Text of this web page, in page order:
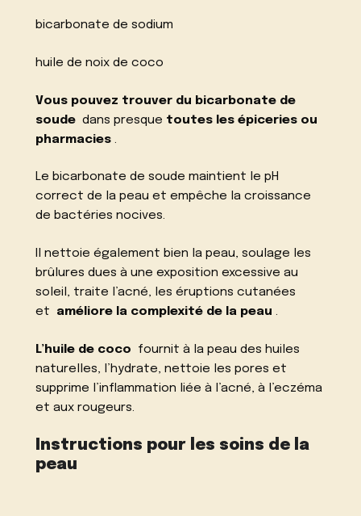
bicarbonate de sodium
huile de noix de coco
Vous pouvez trouver du bicarbonate de
soude dans presque toutes les épiceries ou
pharmacies .
Le bicarbonate de soude maintient le pH
correct de la peau et empêche la croissance
de bactéries nocives.
Il nettoie également bien la peau, soulage les
brûlures dues à une exposition excessive au
soleil, traite l’acné, les éruptions cutanées
et améliore la complexité de la peau .
L’huile de coco fournit à la peau des huiles
naturelles, l’hydrate, nettoie les pores et
supprime l’inflammation liée à l’acné, à l’eczéma
et aux rougeurs.
Instructions pour les soins de la
peau